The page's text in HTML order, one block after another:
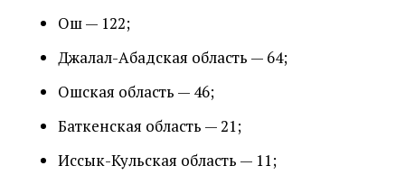
Ош — 122;
Джалал-Абадская область — 64;
Ошская область — 46;
Баткенская область — 21;
Иссык-Кульская область — 11;